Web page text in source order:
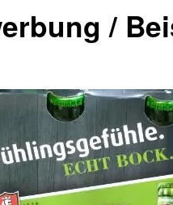
/